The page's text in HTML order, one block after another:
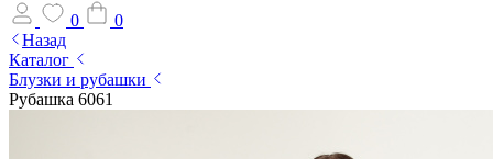
0
0
Назад
Каталог
Блузки и рубашки
Рубашка 6061